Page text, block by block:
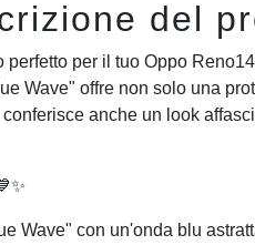
del
perfetto per il tuo Oppo
Wave" offre non solo una
anche un look
Wave" con un'onda blu